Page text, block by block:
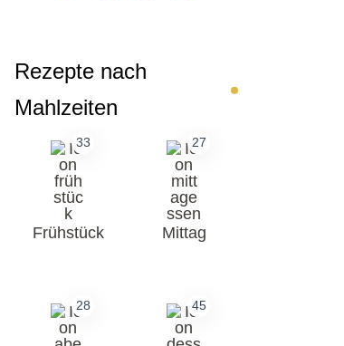
Rezepte nach
Mahlzeiten
33
Frühstück
27
Mittag
28 45